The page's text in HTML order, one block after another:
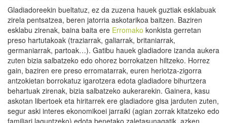
Gladiadoreekin bueltatuz, ez da zuzena hauek guztiak esklabuak
zirela pentsatzea, beren jatorria askotarikoa baitzen. Baziren
esklabu zirenak, baina baita ere Erromako konkista gerretan
preso hartutakoak (traziarrak, galiarrak, britaniarrak,
germaniarrak, partoak…). Gatibu hauek gladiadore izanda aukera
zuten bizia salbatzeko edo ohorez borrokatzen hiltzeko. Horrez
gain, baziren ere preso erromatarrak, euren heriotza-zigorra
antzokietan borrokatuz igarotzera edota gladiadore bihurtzera
behartuak zirenak, bizia salbatzeko aukerarekin. Gainera, kasu
askotan libertoek eta hiritarrek ere gladiadore gisa jarduten zuten,
segur aski interes ekonomikoei jarraiki (agian zorrak kitatzeko edo
familiari laguntzeko) edota benetako zaletasunagatik, azken